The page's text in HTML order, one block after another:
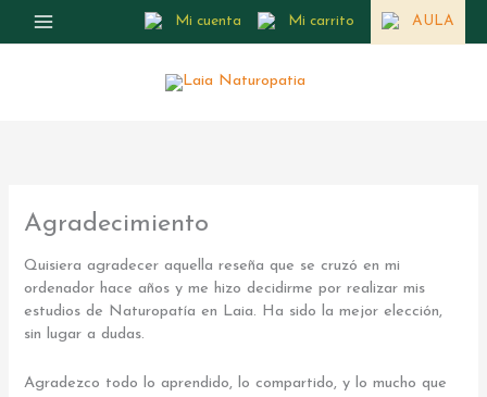
Mi cuenta Mi carrito AULA
Agradecimiento
Quisiera agradecer aquella reseña que se cruzó en mi
ordenador hace años y me hizo decidirme por realizar mis
estudios de Naturopatía en Laia. Ha sido la mejor elección,
sin lugar a dudas.
Agradezco todo lo aprendido, lo compartido, y lo mucho que